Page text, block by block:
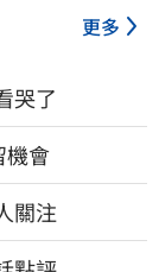
更多
哭了
會
關注